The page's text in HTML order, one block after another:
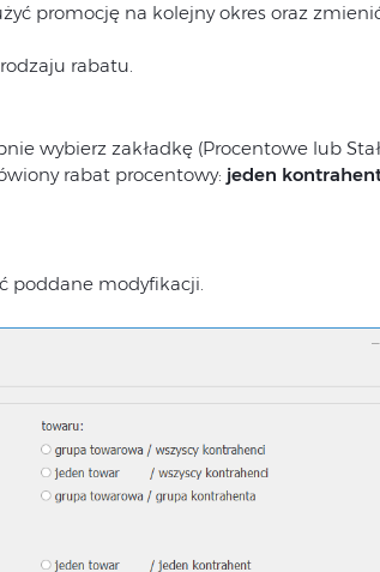
promocję na kolejny okres oraz
rabatu.
wybierz zakładkę (Procentowe lub
rabat procentowy: jeden
poddane modyfikacji.